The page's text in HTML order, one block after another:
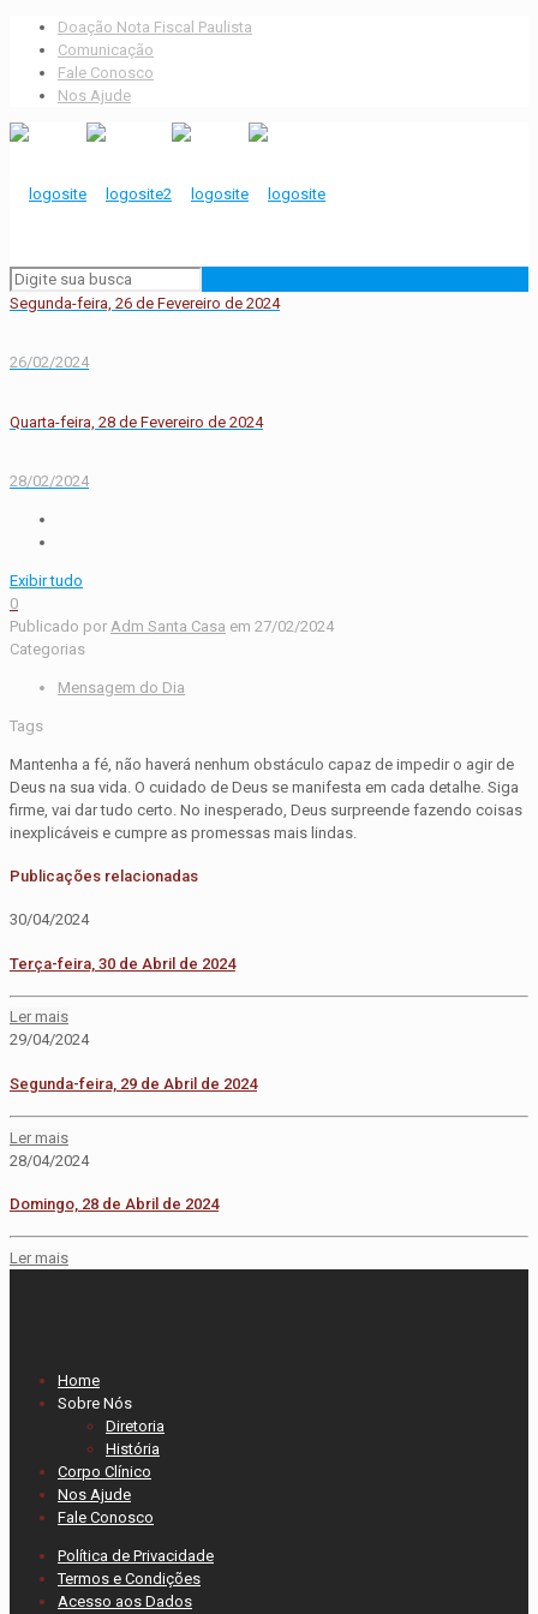
Doação Nota Fiscal Paulista
Comunicação
Fale Conosco
Nos Ajude
Segunda-feira, 26 de Fevereiro de 2024
26/02/2024
Quarta-feira, 28 de Fevereiro de 2024
28/02/2024
Exibir tudo
0
Publicado por Adm Santa Casa em 27/02/2024
Categorias
Mensagem do Dia
Tags
Mantenha a fé, não haverá nenhum obstáculo capaz de impedir o agir de
Deus na sua vida. O cuidado de Deus se manifesta em cada detalhe. Siga
firme, vai dar tudo certo. No inesperado, Deus surpreende fazendo coisas
inexplicáveis e cumpre as promessas mais lindas.
Publicações relacionadas
30/04/2024
Terça-feira, 30 de Abril de 2024
Ler mais
29/04/2024
Segunda-feira, 29 de Abril de 2024
Ler mais
28/04/2024
Domingo, 28 de Abril de 2024
Ler mais
Home
Sobre Nós
Diretoria
História
Corpo Clínico
Nos Ajude
Fale Conosco
Política de Privacidade
Termos e Condições
Acesso aos Dados